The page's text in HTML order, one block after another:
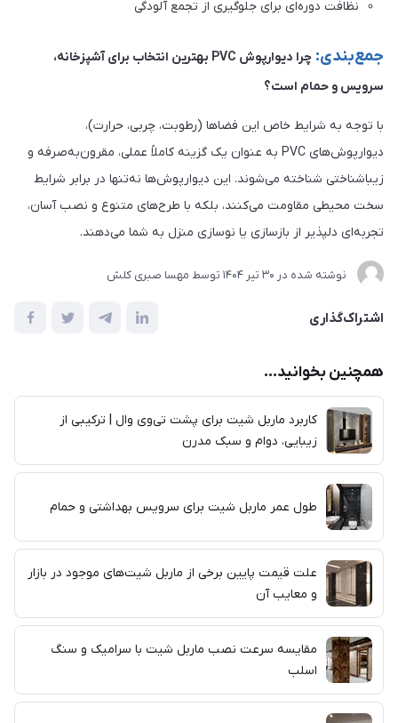
نظافت دوره‌ای برای جلوگیری از تجمع آلودگی
جمع‌بندی:
چرا دیوارپوش PVC بهترین انتخاب برای آشپزخانه،
سرویس و حمام است؟
با توجه به شرایط خاص این فضاها (رطوبت، چربی، حرارت)،
دیوارپوش‌های PVC به عنوان یک گزینه کاملاً عملی، مقرون‌به‌صرفه و
زیباشناختی شناخته می‌شوند. این دیوارپوش‌ها نه‌تنها در برابر شرایط
سخت محیطی مقاومت می‌کنند، بلکه با طرح‌های متنوع و نصب آسان،
تجربه‌ای دلپذیر از بازسازی یا نوسازی منزل به شما می‌دهند.
نوشته شده در 30 تير 1404 توسط مهسا صبری کلش
اشتراک‌گذاری
همچنین بخوانید...
کاربرد ماربل شیت برای پشت تی‌وی وال | ترکیبی از
زیبایی، دوام و سبک مدرن
طول عمر ماربل شیت برای سرویس بهداشتی و حمام
علت قیمت پایین برخی از ماربل شیت‌های موجود در بازار
و معایب آن
مقایسه سرعت نصب ماربل شیت با سرامیک و سنگ
اسلب